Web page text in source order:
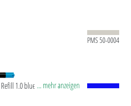
PMS 50-0004
Refill 1.0 blue Europäische
... mehr anzeigen